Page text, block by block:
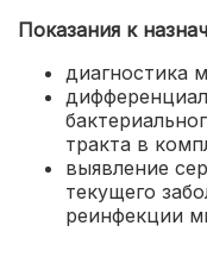
Показания к
диагностика
тракта в
выявление
текущего
реинфекции